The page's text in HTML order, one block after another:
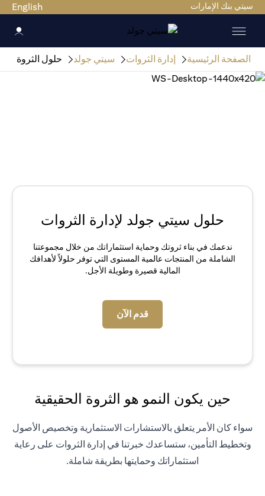
سيتي بنك الإمارات English
الصفحة الرئيسية إدارة الثروات سيتي جولد حلول الثروة
حلول سيتي جولد لإدارة الثروات
ندعمك في بناء ثروتك وحماية استثماراتك من خلال مجموعتنا
الشاملة من المنتجات عالمية المستوى التي توفر حلولاً لأهدافك
المالية قصيرة وطويلة الأجل.
قدم الآن
حين يكون النمو هو الثروة الحقيقية
سواء كان الأمر يتعلق بالاستشارات الاستثمارية وتخصيص الأصول
وتخطيط التأمين، ستساعدك خبرتنا في إدارة الثروات على رعاية
استثماراتك وحمايتها بطريقة شاملة.